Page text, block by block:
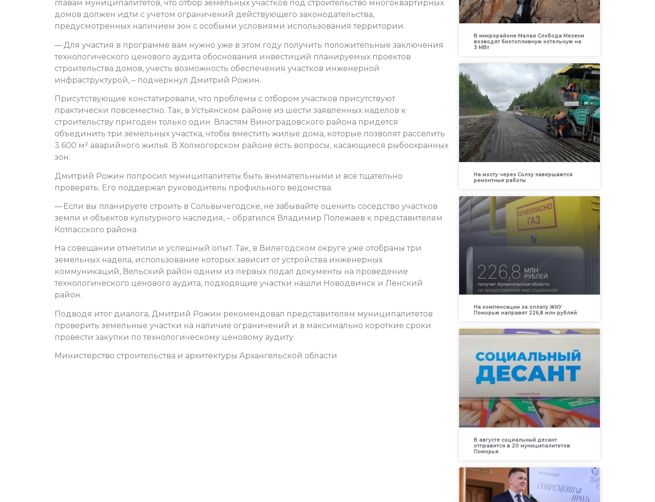
главам муниципалитетов, что отбор земельных участков под строительство многоквартирных
домов должен идти с учетом ограничений действующего законодательства,
предусмотренных наличием зон с особыми условиями использования территории.
— Для участия в программе вам нужно уже в этом году получить положительные заключения
технологического ценового аудита обоснования инвестиций планируемых проектов
строительства домов, учесть возможность обеспечения участков инженерной
инфраструктурой, – подчеркнул Дмитрий Рожин.
Присутствующие констатировали, что проблемы с отбором участков присутствуют
практически повсеместно. Так, в Устьянском районе из шести заявленных наделов к
строительству пригоден только один. Властям Виноградовского района придется
объединить три земельных участка, чтобы вместить жилые дома, которые позволят расселить
3 600 м² аварийного жилья. В Холмогорском районе есть вопросы, касающиеся рыбоохранных
зон.
Дмитрий Рожин попросил муниципалитеты быть внимательными и всё тщательно
проверять. Его поддержал руководитель профильного ведомства.
— Если вы планируете строить в Сольвычегодске, не забывайте оценить соседство участков
земли и объектов культурного наследия, – обратился Владимир Полежаев к представителям
Котласского района.
На совещании отметили и успешный опыт. Так, в Вилегодском округе уже отобраны три
земельных надела, использование которых зависит от устройства инженерных
коммуникаций, Вельский район одним из первых подал документы на проведение
технологического ценового аудита, подходящие участки нашли Новодвинск и Ленский
район.
Подводя итог диалога, Дмитрий Рожин рекомендовал представителям муниципалитетов
проверить земельные участки на наличие ограничений и в максимально короткие сроки
провести закупки по технологическому ценовому аудиту.
Министерство строительства и архитектуры Архангельской области
В микрорайоне Малая Слобода Мезени
возводят биотопливную котельную на
3 МВт
На мосту через Солзу завершаются
ремонтные работы
На компенсации за оплату ЖКУ
Поморью направят 226,8 млн рублей
В августе социальный десант
отправится в 20 муниципалитетов
Поморья